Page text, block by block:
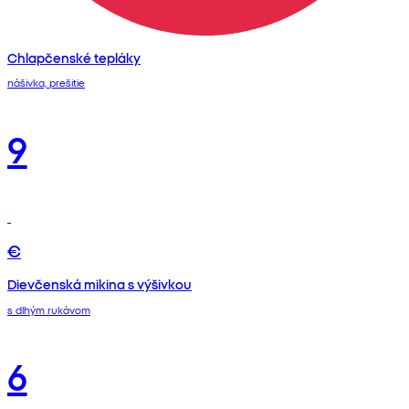
Chlapčenské tepláky
nášivka, prešitie
9
€
Dievčenská mikina s výšivkou
s dlhým rukávom
6